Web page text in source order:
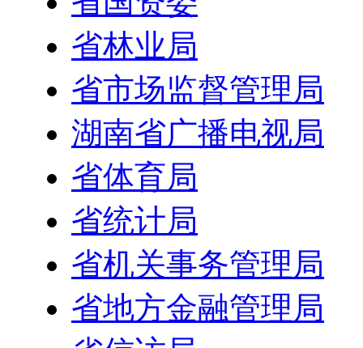
省林业局
省市场监督管理局
湖南省广播电视局
省体育局
省统计局
省机关事务管理局
省地方金融管理局